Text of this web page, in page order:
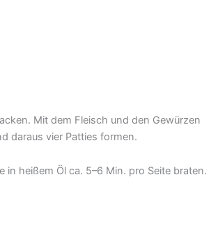
Mit dem Fleisch und den Gewürzen
daraus vier Patties formen.
in heißem Öl ca. 5–6 Min. pro Seite braten.